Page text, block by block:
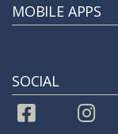
MOBILE APPS
SOCIAL